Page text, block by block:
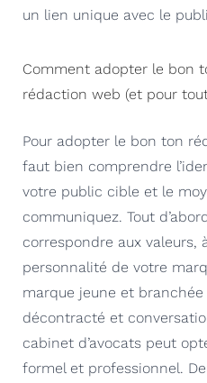
un lien unique avec le
Comment adopter le bon
rédaction web (et pour
Pour adopter le bon ton
faut bien comprendre
votre public cible et le
communiquez. Tout
correspondre aux valeurs,
personnalité de votre
marque jeune et
décontracté et
cabinet d’avocats peut
formel et professionnel.